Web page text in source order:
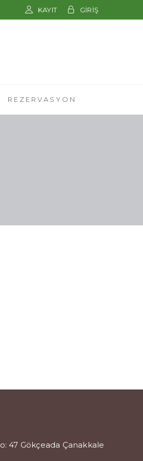
GİRİŞ
KAYIT
REZERVASYON
47 Gökçeada Çanakkale